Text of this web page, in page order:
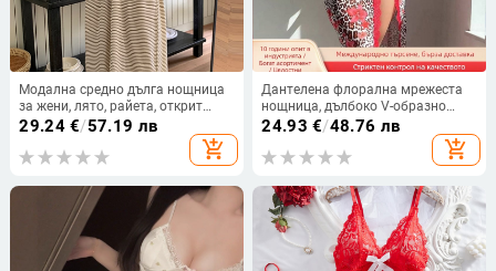
Модална средно дълга нощница
за жени, лято, райета, открит
гръб, къс ръкав, с подплънки за
29.24€/57.19 лв
add_shopping_cart
Дантелена флорална мрежеста
нощница, дълбоко V-образно
деколте, без ръкави, дълга пола,
24.93 €/48.76 лв
add_shopping_cart